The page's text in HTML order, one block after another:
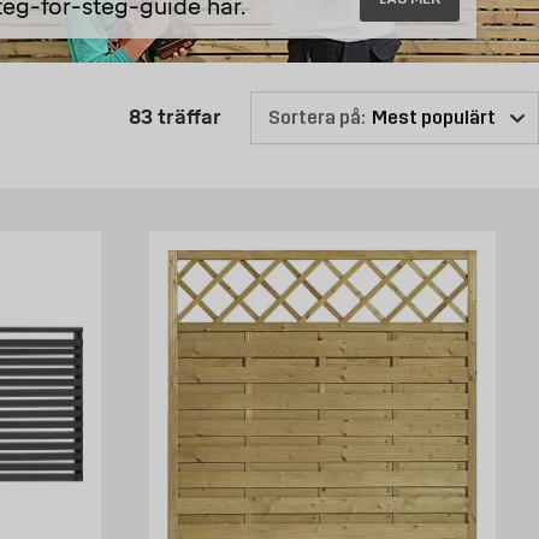
för-steg-guide här.
83 träffarProduktlistan är uppdaterad:
Sortera på: